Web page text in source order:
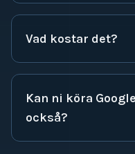
Vad kostar det?
Kan ni köra
också?